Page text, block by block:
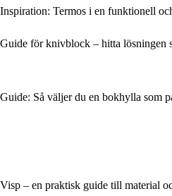
Inspiration: Termos i en funktionell
Guide för knivblock – hitta lösningen
Guide: Så väljer du en bokhylla som
Visp – en praktisk guide till material